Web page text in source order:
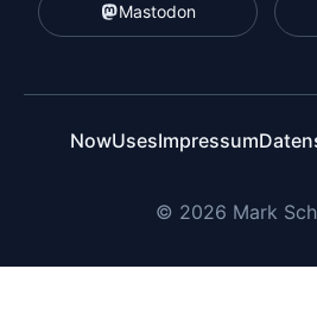
Mastodon
NowUsesImpressum
© 2026 Mark